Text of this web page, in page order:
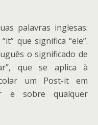
palavras inglesas:
que significa “ele”.
o significado de
que se aplica à
um Post-it em
e sobre qualquer